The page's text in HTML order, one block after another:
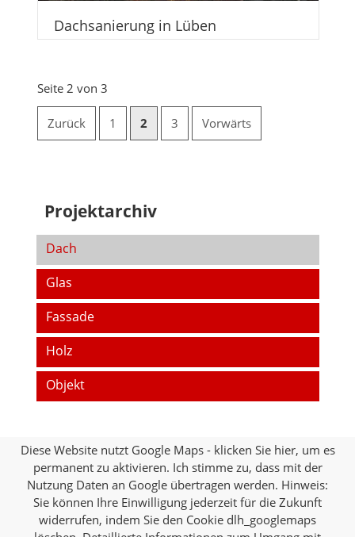
Dachsanierung in Lüben
Seite 2 von 3
Zurück 1 2 3 Vorwärts
Projektarchiv
Dach
Glas
Fassade
Holz
Objekt
Diese Website nutzt Google Maps - klicken Sie hier, um es
permanent zu aktivieren. Ich stimme zu, dass mit der
Nutzung Daten an Google übertragen werden. Hinweis:
Sie können Ihre Einwilligung jederzeit für die Zukunft
widerrufen, indem Sie den Cookie dlh_googlemaps